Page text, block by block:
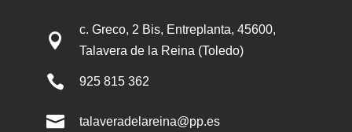

c. Greco, 2 Bis, Entreplanta, 45600,
Talavera de la Reina (Toledo)
 925 815 362
 talaveradelareina@pp.es